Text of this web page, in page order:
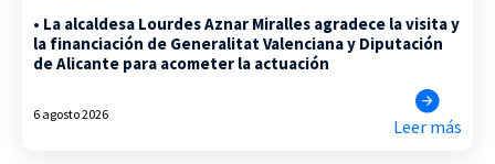
• La alcaldesa Lourdes Aznar Miralles agradece la visita y
la financiación de Generalitat Valenciana y Diputación
de Alicante para acometer la actuación
6 agosto 2026
Leer más